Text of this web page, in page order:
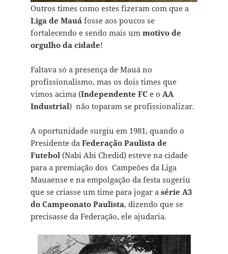
Outros times como estes fizeram com que a
Liga de Mauáfosse aos poucos se
fortalecendo e sendo mais um motivo de
orgulho da cidade!
Faltava só a presença de Mauá no
profissionalismo, mas os dois times que
vimos acima (Independente FC e o AA
Industrial) não toparam se profissionalizar.
A oportunidade surgiu em 1981, quando o
Presidente da Federação Paulista de
Futebol(Nabi Abi Chedid) esteve na cidade
para a premiação dos Campeões da Liga
Mauaense e na empolgação da festa sugeriu
que se criasse um time para jogar a série A3
do Campeonato Paulista, dizendo que se
precisasse da Federação, ele ajudaria.